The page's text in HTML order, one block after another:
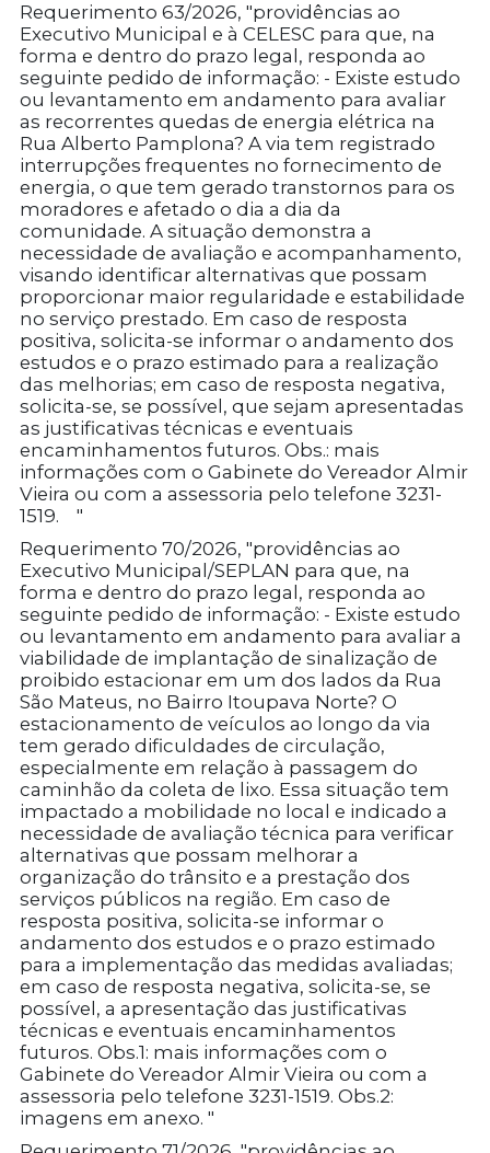
Requerimento 63/2026, "providências ao
Executivo Municipal e à CELESC para que, na
forma e dentro do prazo legal, responda ao
seguinte pedido de informação: - Existe estudo
ou levantamento em andamento para avaliar
as recorrentes quedas de energia elétrica na
Rua Alberto Pamplona? A via tem registrado
interrupções frequentes no fornecimento de
energia, o que tem gerado transtornos para os
moradores e afetado o dia a dia da
comunidade. A situação demonstra a
necessidade de avaliação e acompanhamento,
visando identificar alternativas que possam
proporcionar maior regularidade e estabilidade
no serviço prestado. Em caso de resposta
positiva, solicita-se informar o andamento dos
estudos e o prazo estimado para a realização
das melhorias; em caso de resposta negativa,
solicita-se, se possível, que sejam apresentadas
as justificativas técnicas e eventuais
encaminhamentos futuros. Obs.: mais
informações com o Gabinete do Vereador Almir
Vieira ou com a assessoria pelo telefone 3231-
1519. "
Requerimento 70/2026, "providências ao
Executivo Municipal/SEPLAN para que, na
forma e dentro do prazo legal, responda ao
seguinte pedido de informação: - Existe estudo
ou levantamento em andamento para avaliar a
viabilidade de implantação de sinalização de
proibido estacionar em um dos lados da Rua
São Mateus, no Bairro Itoupava Norte? O
estacionamento de veículos ao longo da via
tem gerado dificuldades de circulação,
especialmente em relação à passagem do
caminhão da coleta de lixo. Essa situação tem
impactado a mobilidade no local e indicado a
necessidade de avaliação técnica para verificar
alternativas que possam melhorar a
organização do trânsito e a prestação dos
serviços públicos na região. Em caso de
resposta positiva, solicita-se informar o
andamento dos estudos e o prazo estimado
para a implementação das medidas avaliadas;
em caso de resposta negativa, solicita-se, se
possível, a apresentação das justificativas
técnicas e eventuais encaminhamentos
futuros. Obs.1: mais informações com o
Gabinete do Vereador Almir Vieira ou com a
assessoria pelo telefone 3231-1519. Obs.2:
imagens em anexo. "